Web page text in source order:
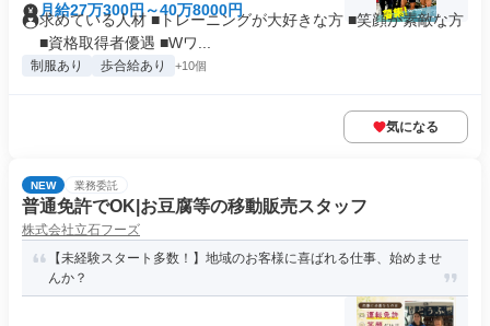
月給27万300円～40万8000円
求めている人材 ■トレーニングが大好きな方 ■笑顔が素敵な方
■資格取得者優遇 ■Wワ...
制服あり 歩合給あり +10個
気になる
NEW 業務委託
普通免許でOK|お豆腐等の移動販売スタッフ
株式会社立石フーズ
【未経験スタート多数！】地域のお客様に喜ばれる仕事、始めませ
んか？